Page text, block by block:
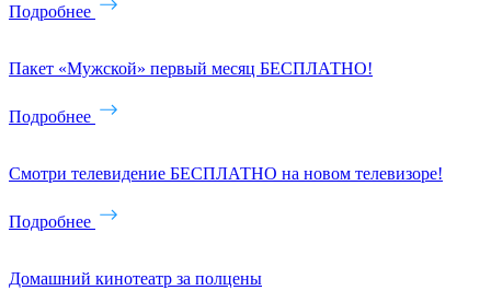
Подробнее
Пакет «Мужской» первый месяц БЕСПЛАТНО!
Подробнее
Смотри телевидение БЕСПЛАТНО на новом телевизоре!
Подробнее
Домашний кинотеатр за полцены